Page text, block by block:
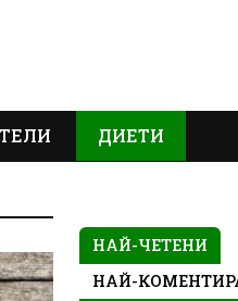
ДИЕТИ
НАЙ-ЧЕТЕНИ
НАЙ-